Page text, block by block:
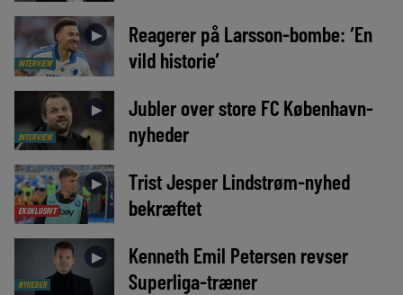
INTERVIEW
►
Reagerer på Larsson-bombe: ‘En
vild historie’
INTERVIEW
►
Jubler over store FC København-
nyheder
EKSKLUSIVT
►
Trist Jesper Lindstrøm-nyhed
bekræftet
NYHEDER
►
Kenneth Emil Petersen revser
Superliga-træner